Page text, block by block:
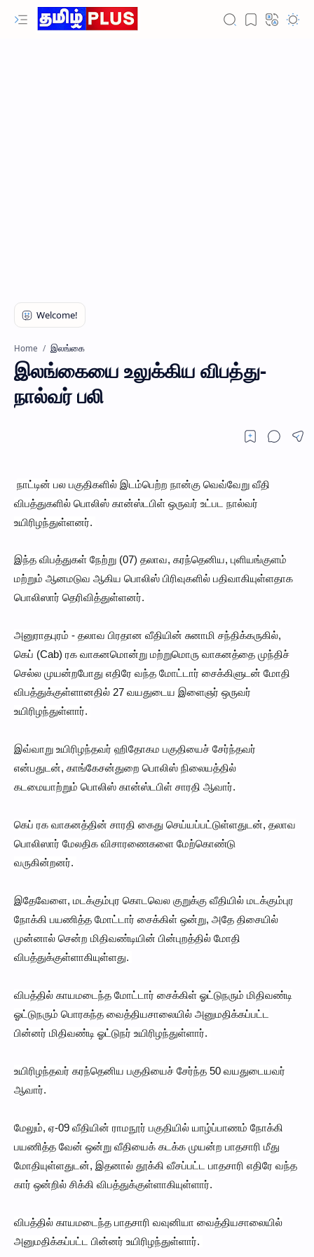
Home இலங்கை
இலங்கையை உலுக்கிய விபத்து-
நால்வர் பலி
நாட்டின் பல பகுதிகளில் இடம்பெற்ற நான்கு வெவ்வேறு வீதி
விபத்துகளில் பொலிஸ் கான்ஸ்டபிள் ஒருவர் உட்பட நால்வர்
உயிரிழந்துள்ளனர்.
இந்த விபத்துகள் நேற்று (07) தலாவ, கரந்தெனிய, புளியங்குளம்
மற்றும் ஆனமடுவ ஆகிய பொலிஸ் பிரிவுகளில் பதிவாகியுள்ளதாக
பொலிஸார் தெரிவித்துள்ளனர்.
அனுராதபுரம் - தலாவ பிரதான வீதியின் சுனாமி சந்திக்கருகில்,
கெப் (Cab) ரக வாகனமொன்று மற்றுமொரு வாகனத்தை முந்திச்
செல்ல முயன்றபோது எதிரே வந்த மோட்டார் சைக்கிளுடன் மோதி
விபத்துக்குள்ளானதில் 27 வயதுடைய இளைஞர் ஒருவர்
உயிரிழந்துள்ளார்.
இவ்வாறு உயிரிழந்தவர் ஹிதோகம பகுதியைச் சேர்ந்தவர்
என்பதுடன், காங்கேசன்துறை பொலிஸ் நிலையத்தில்
கடமையாற்றும் பொலிஸ் கான்ஸ்டபிள் சாரதி ஆவார்.
கெப் ரக வாகனத்தின் சாரதி கைது செய்யப்பட்டுள்ளதுடன், தலாவ
பொலிஸார் மேலதிக விசாரணைகளை மேற்கொண்டு
வருகின்றனர்.
இதேவேளை, மடக்கும்புர கொடவெல குறுக்கு வீதியில் மடக்கும்புர
நோக்கி பயணித்த மோட்டார் சைக்கிள் ஒன்று, அதே திசையில்
முன்னால் சென்ற மிதிவண்டியின் பின்புறத்தில் மோதி
விபத்துக்குள்ளாகியுள்ளது.
விபத்தில் காயமடைந்த மோட்டார் சைக்கிள் ஓட்டுநரும் மிதிவண்டி
ஓட்டுநரும் பொரகந்த வைத்தியசாலையில் அனுமதிக்கப்பட்ட
பின்னர் மிதிவண்டி ஓட்டுநர் உயிரிழந்துள்ளார்.
உயிரிழந்தவர் கரந்தெனிய பகுதியைச் சேர்ந்த 50 வயதுடையவர்
ஆவார்.
மேலும், ஏ-09 வீதியின் ராமநூர் பகுதியில் யாழ்ப்பாணம் நோக்கி
பயணித்த வேன் ஒன்று வீதியைக் கடக்க முயன்ற பாதசாரி மீது
மோதியுள்ளதுடன், இதனால் தூக்கி வீசப்பட்ட பாதசாரி எதிரே வந்த
கார் ஒன்றில் சிக்கி விபத்துக்குள்ளாகியுள்ளார்.
விபத்தில் காயமடைந்த பாதசாரி வவுனியா வைத்தியசாலையில்
அனுமதிக்கப்பட்ட பின்னர் உயிரிழந்துள்ளார்.